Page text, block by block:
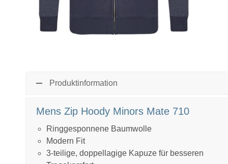
Produktinformation
Mens Zip Hoody Minors Mate 710
Ringgesponnene Baumwolle
Modern Fit
3-teilige, doppellagige Kapuze für besseren